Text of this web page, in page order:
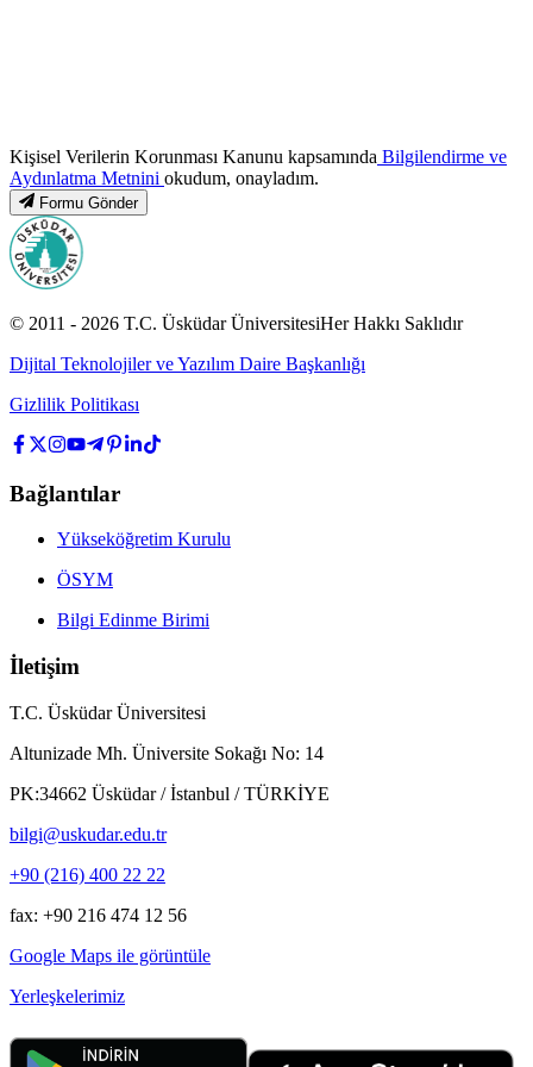
Kişisel Verilerin Korunması Kanunu kapsamında Bilgilendirme ve
Aydınlatma Metnini okudum, onayladım.
Formu Gönder
© 2011 - 2026 T.C. Üsküdar ÜniversitesiHer Hakkı Saklıdır
Dijital Teknolojiler ve Yazılım Daire Başkanlığı
Gizlilik Politikası
Bağlantılar
Yükseköğretim Kurulu
ÖSYM
Bilgi Edinme Birimi
İletişim
T.C. Üsküdar Üniversitesi
Altunizade Mh. Üniversite Sokağı No: 14
PK:34662 Üsküdar / İstanbul / TÜRKİYE
bilgi@uskudar.edu.tr
+90 (216) 400 22 22
fax: +90 216 474 12 56
Google Maps ile görüntüle
Yerleşkelerimiz